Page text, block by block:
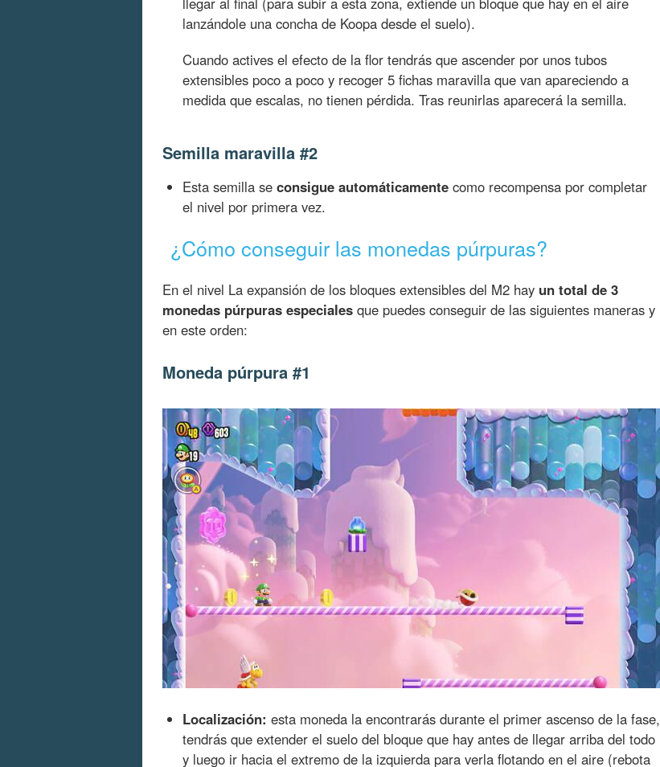
lanzándole una concha de Koopa desde el suelo).
Cuando actives el efecto de la flor tendrás que ascender por unos tubos
extensibles poco a poco y recoger 5 fichas maravilla que van apareciendo a
medida que escalas, no tienen pérdida. Tras reunirlas aparecerá la semilla.
Semilla maravilla #2
Esta semilla se consigue automáticamente como recompensa por completar
el nivel por primera vez.
¿Cómo conseguir las monedas púrpuras?
En el nivel La expansión de los bloques extensibles del M2 hay un total de 3
monedas púrpuras especiales que puedes conseguir de las siguientes maneras y
en este orden:
Moneda púrpura #1
Localización: esta moneda la encontrarás durante el primer ascenso de la fase,
tendrás que extender el suelo del bloque que hay antes de llegar arriba del todo
y luego ir hacia el extremo de la izquierda para verla flotando en el aire (rebota